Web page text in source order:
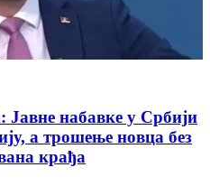
набавке у Србији
а трошење новца без
крађа